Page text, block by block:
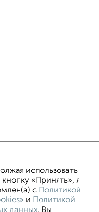
На сутки Без мебели
использовать
«Принять», я
с Политикой
и Политикой
данных. Вы